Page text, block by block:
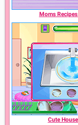
Moms
Cute